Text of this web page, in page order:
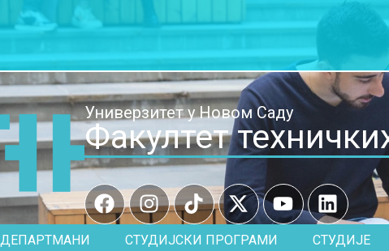
Универзитет у Новом Саду
Факултет
ДЕПАРТМАНИ СТУДИЈСКИ ПРОГРАМИ СТУДИЈЕ